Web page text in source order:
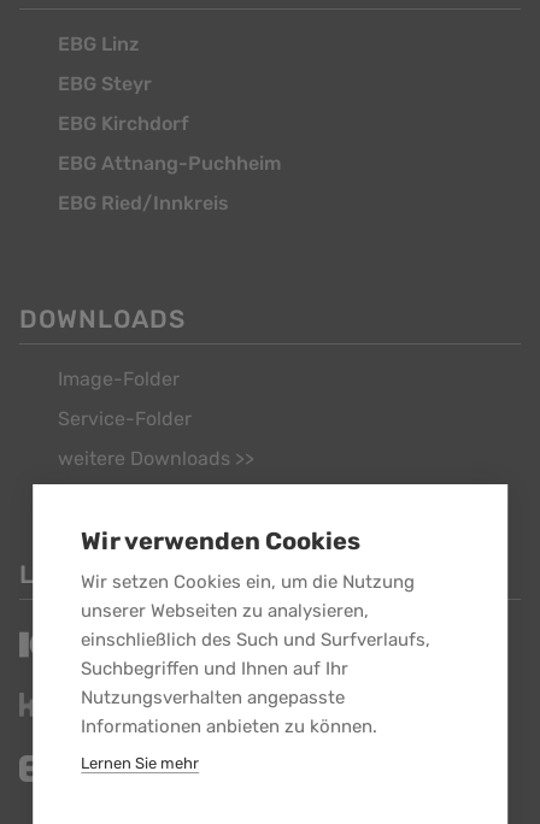
Wir verwenden Cookies
Wir setzen Cookies ein, um die Nutzung
unserer Webseiten zu analysieren,
einschließlich des Such und Surfverlaufs,
Suchbegriffen und Ihnen auf Ihr
Nutzungsverhalten angepasste
Informationen anbieten zu können.
Lernen Sie mehr
EBG Linz
EBG Steyr
EBG Kirchdorf
EBG Attnang-Puchheim
EBG Ried/Innkreis
DOWNLOADS
Image-Folder
Service-Folder
weitere Downloads >>
LINKS